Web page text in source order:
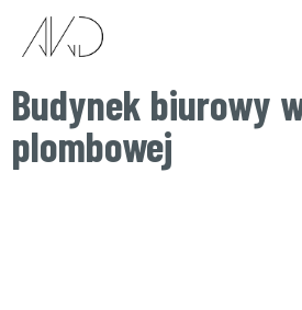
Budynek biurowy
plombowej